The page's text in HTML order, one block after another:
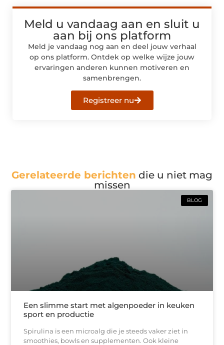
Meld u vandaag aan en sluit u
aan bij ons platform
Meld je vandaag nog aan en deel jouw verhaal
op ons platform. Ontdek op welke wijze jouw
ervaringen anderen kunnen motiveren en
samenbrengen.
Registreer nu
Gerelateerde berichten die u niet mag
missen
BLOG
Een slimme start met algenpoeder in keuken
sport en productie
Spirulina is een microalg die je steeds vaker ziet in
smoothies, bowls en supplementen. Ook kleine